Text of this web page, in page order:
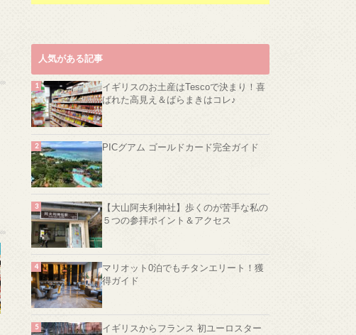
人気がある記事
イギリスのお土産はTescoで決まり！喜
ばれた高見え＆ばらまきはコレ♪
PICグアム ゴールドカード完全ガイド
【大山阿夫利神社】歩くのが苦手な私の
５つの参拝ポイント＆アクセス
マリオット0泊でもチタンエリート！獲
得ガイド
イギリスからフランス 初ユーロスター